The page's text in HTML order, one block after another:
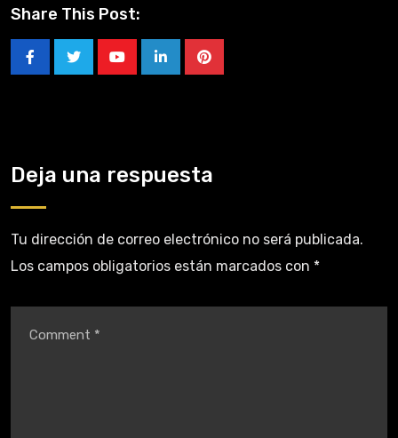
Share This Post:
Deja una respuesta
Tu dirección de correo electrónico no será publicada.
Los campos obligatorios están marcados con *